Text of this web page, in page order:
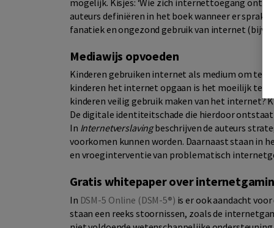
auteurs definiëren in het boek wanneer er
fanatiek en ongezond gebruik van internet
Mediawijs opvoeden
Kinderen gebruiken internet als medium om te
kinderen het internet opgaan is het moeilijk te
kinderen veilig gebruik maken van het internet?
De digitale identiteitschade die hierdoor
In Internetverslavingbeschrijven de auteurs
voorkomen kunnen worden. Daarnaast staan in
en vroeginterventie van problematisch
Gratis whitepaper over
In DSM-5 Online (DSM-5®) is er ook aandacht
staan een reeks stoornissen, zoals de